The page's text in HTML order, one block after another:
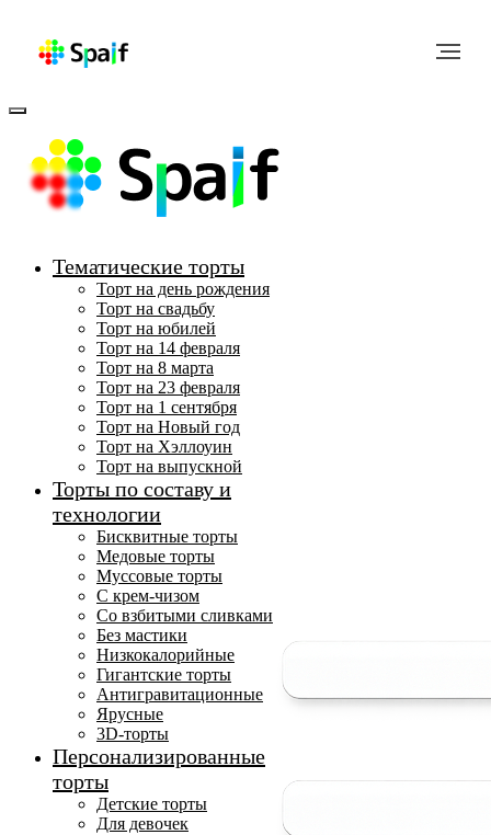
Тематические торты
Торт на день рождения
Торт на свадьбу
Торт на юбилей
Торт на 14 февраля
Торт на 8 марта
Торт на 23 февраля
Торт на 1 сентября
Торт на Новый год
Торт на Хэллоуин
Торт на выпускной
Торты по составу и
технологии
Бисквитные торты
Медовые торты
Муссовые торты
С крем-чизом
Со взбитыми сливками
Без мастики
Низкокалорийные
Гигантские торты
Антигравитационные
Ярусные
3D-торты
Персонализированные
торты
Детские торты
Для девочек